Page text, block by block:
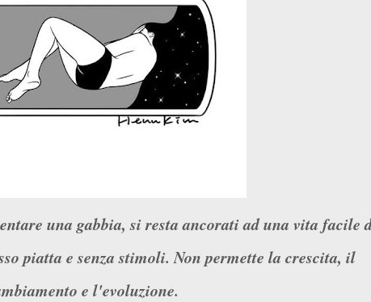
piatta e senza stimoli. Non permette la crescita, il
e l'evoluzione.